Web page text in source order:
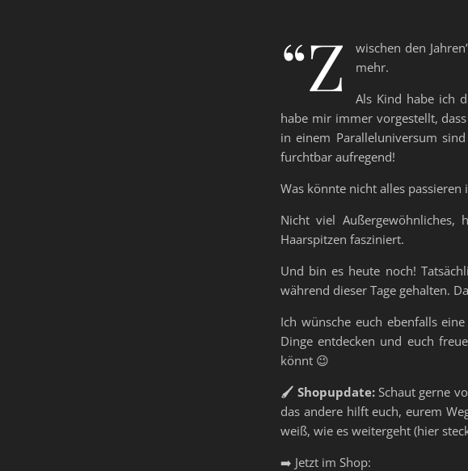
“Z
wischen den
mehr.
Als Kind habe ich
habe mir immer vorgestellt,
in einem Paralleluniversum
furchtbar aufregend!
Was könnte nicht alles
Nicht viel
Haarspitzen fasziniert.
Und bin es heute noch!
während dieser Tage gehalten.
Ich wünsche euch ebenfalls
Dinge entdecken und euch
könnt 😉
🖌️ Shopupdate:Schaut gerne
das andere hilft euch, eurem
weiß, wie es weitergeht (hier
➡️ Jetzt im Shop: